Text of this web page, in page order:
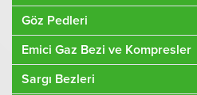
Göz Pedleri
Emici Gaz Bezi ve Kompresler
Sargı Bezleri